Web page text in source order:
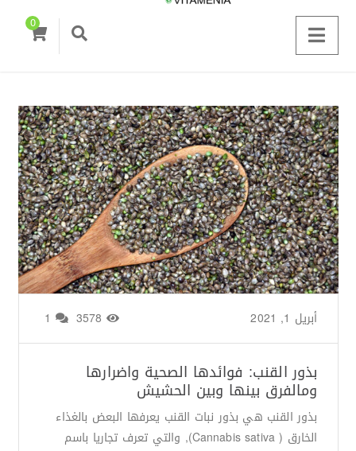
0
من طرف أبريل 1, 2021
بذور القنب: فوائدها الصحية واضرارها
ومالفرق بينها وبين الحشيش
بذور القنب هي بذور نبات القنب يعرفها البعض بالغذاء
الخارق ( Cannabis sativa), والتي تعرف تجاريا باسم